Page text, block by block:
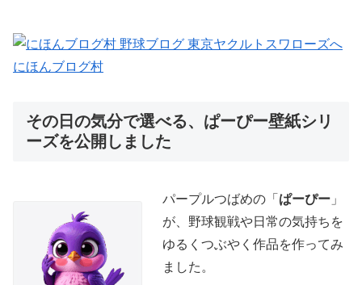
にほんブログ村
その日の気分で選べる、ぱーぴー壁紙シリ
ーズを公開しました
パープルつばめの「 ぱーぴー 」
が、野球観戦や日常の気持ちを
ゆるくつぶやく作品を作ってみ
ました。